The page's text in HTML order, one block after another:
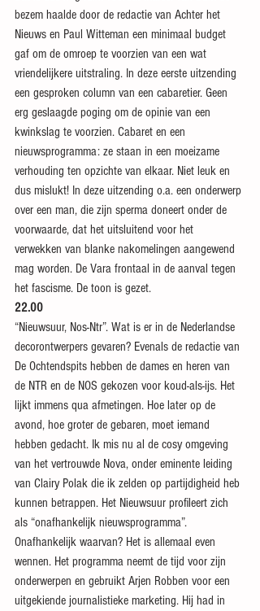
bezem haalde door de redactie van Achter het
Nieuws en Paul Witteman een minimaal budget
gaf om de omroep te voorzien van een wat
vriendelijkere uitstraling. In deze eerste uitzending
een gesproken column van een cabaretier. Geen
erg geslaagde poging om de opinie van een
kwinkslag te voorzien. Cabaret en een
nieuwsprogramma: ze staan in een moeizame
verhouding ten opzichte van elkaar. Niet leuk en
dus mislukt! In deze uitzending o.a. een onderwerp
over een man, die zijn sperma doneert onder de
voorwaarde, dat het uitsluitend voor het
verwekken van blanke nakomelingen aangewend
mag worden. De Vara frontaal in de aanval tegen
het fascisme. De toon is gezet.
22.00
“Nieuwsuur, Nos-Ntr”. Wat is er in de Nederlandse
decorontwerpers gevaren? Evenals de redactie van
De Ochtendspits hebben de dames en heren van
de NTR en de NOS gekozen voor koud-als-ijs. Het
lijkt immens qua afmetingen. Hoe later op de
avond, hoe groter de gebaren, moet iemand
hebben gedacht. Ik mis nu al de cosy omgeving
van het vertrouwde Nova, onder eminente leiding
van Clairy Polak die ik zelden op partijdigheid heb
kunnen betrappen. Het Nieuwsuur profileert zich
als “onafhankelijk nieuwsprogramma”.
Onafhankelijk waarvan? Het is allemaal even
wennen. Het programma neemt de tijd voor zijn
onderwerpen en gebruikt Arjen Robben voor een
uitgekiende journalistieke marketing. Hij had in